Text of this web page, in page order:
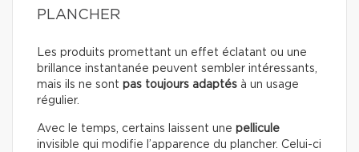
PLANCHER
Les produits promettant un effet éclatant ou une
brillance instantanée peuvent sembler intéressants,
mais ils ne sont pas toujours adaptés à un usage
régulier.
Avec le temps, certains laissent une pellicule
invisible qui modifie l’apparence du plancher. Celui-ci